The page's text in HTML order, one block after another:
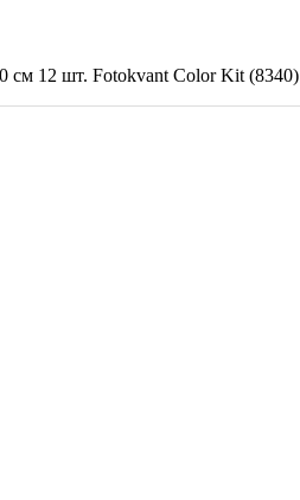
см 12 шт. Fotokvant Color Kit (8340)